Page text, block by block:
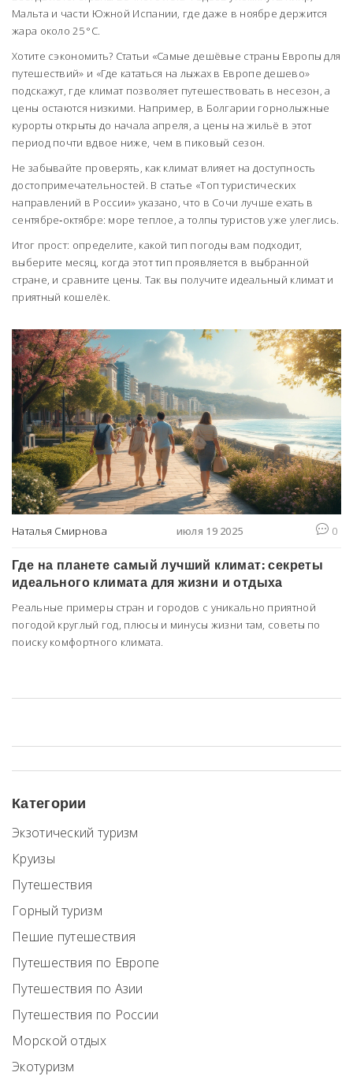
Мальта и части Южной Испании, где даже в ноябре держится
жара около 25 °C.
Хотите сэкономить? Статьи «Самые дешёвые страны Европы для
путешествий» и «Где кататься на лыжах в Европе дешево»
подскажут, где климат позволяет путешествовать в несезон, а
цены остаются низкими. Например, в Болгарии горнолыжные
курорты открыты до начала апреля, а цены на жильё в этот
период почти вдвое ниже, чем в пиковый сезон.
Не забывайте проверять, как климат влияет на доступность
достопримечательностей. В статье «Топ туристических
направлений в России» указано, что в Сочи лучше ехать в
сентябре‑октябре: море теплое, а толпы туристов уже улеглись.
Итог прост: определите, какой тип погоды вам подходит,
выберите месяц, когда этот тип проявляется в выбранной
стране, и сравните цены. Так вы получите идеальный климат и
приятный кошелёк.
Наталья Смирнова июля 19 2025 0
Где на планете самый лучший климат: секреты
идеального климата для жизни и отдыха
Реальные примеры стран и городов с уникально приятной
погодой круглый год, плюсы и минусы жизни там, советы по
поиску комфортного климата.
Категории
Экзотический туризм
Круизы
Путешествия
Горный туризм
Пешие путешествия
Путешествия по Европе
Путешествия по Азии
Путешествия по России
Морской отдых
Экотуризм